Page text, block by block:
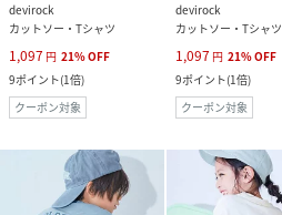
devirock
カットソー・Tシャツ
1,097 円 21%OFF
9ポイント(1倍)
クーポン対象
devirock
カットソー・Tシャツ
1,097 円 21%OFF
9ポイント(1倍)
クーポン対象